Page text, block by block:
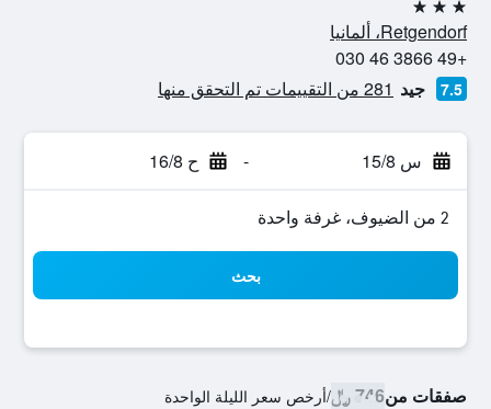
3 نجوم
Retgendorf، ألمانيا
+49 3866 46 030
7.5 جيد 281 من التقييمات تم التحقق منها
س 15/8 - ح 16/8
2 من الضيوف، غرفة واحدة
بحث
صفقات من746 ﷼ /أرخص سعر الليلة الواحدة